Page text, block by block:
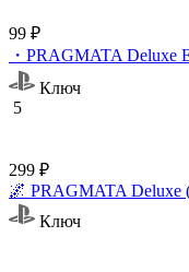
99 ₽
・PRAGMATA
Ключ
5
299 ₽
🌌 PRAGMATA Deluxe
Ключ